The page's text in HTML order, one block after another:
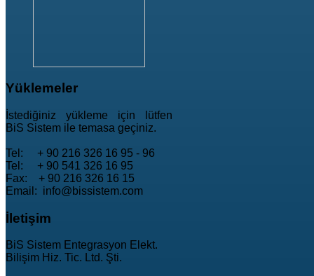
Yüklemeler
İstediğiniz yükleme için lütfen
BiS Sistem ile temasa geçiniz.
Tel: + 90 216 326 16 95 - 96
Tel: + 90 541 326 16 95
Fax: + 90 216 326 16 15
Email: info@bissistem.com
İletişim
BiS Sistem Entegrasyon Elekt.
Bilişim Hiz. Tic. Ltd. Şti.